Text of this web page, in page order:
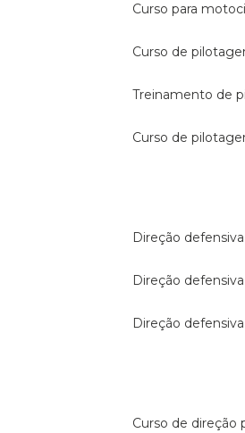
curso para
curso de
treinamento de
curso de
direção
direção
direção
curso de